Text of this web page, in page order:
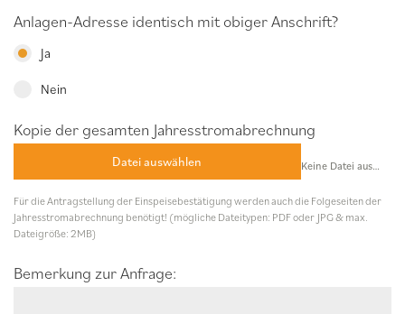
Anlagen-Adresse identisch mit obiger Anschrift?
Ja
Nein
Kopie der gesamten Jahresstromabrechnung
Datei auswählen Keine Datei ausgewählt
Für die Antragstellung der Einspeisebestätigung werden auch die Folgeseiten der
Jahresstromabrechnung benötigt! (mögliche Dateitypen: PDF oder JPG & max.
Dateigröße: 2MB)
Bemerkung zur Anfrage: